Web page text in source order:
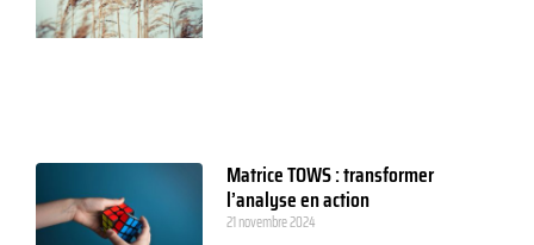
Matrice TOWS : transformer
l’analyse en action
21 novembre 2024